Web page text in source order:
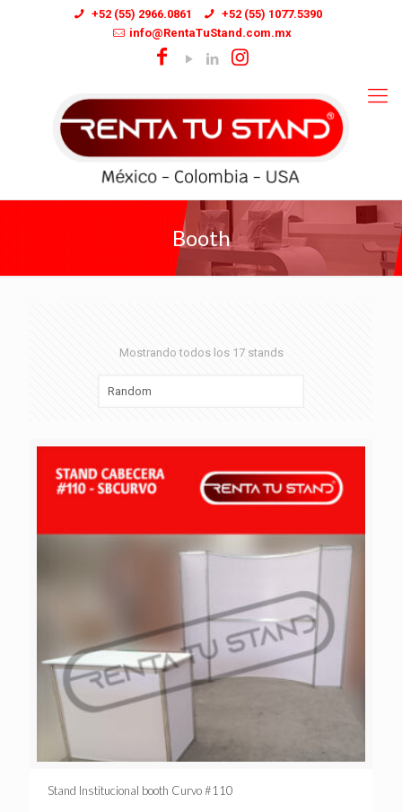
+52 (55) 2966.0861
+52 (55) 1077.5390
info@RentaTuStand.com.mx
Booth
Mostrando todos los 17 stands
Stand Institucional booth Curvo #110